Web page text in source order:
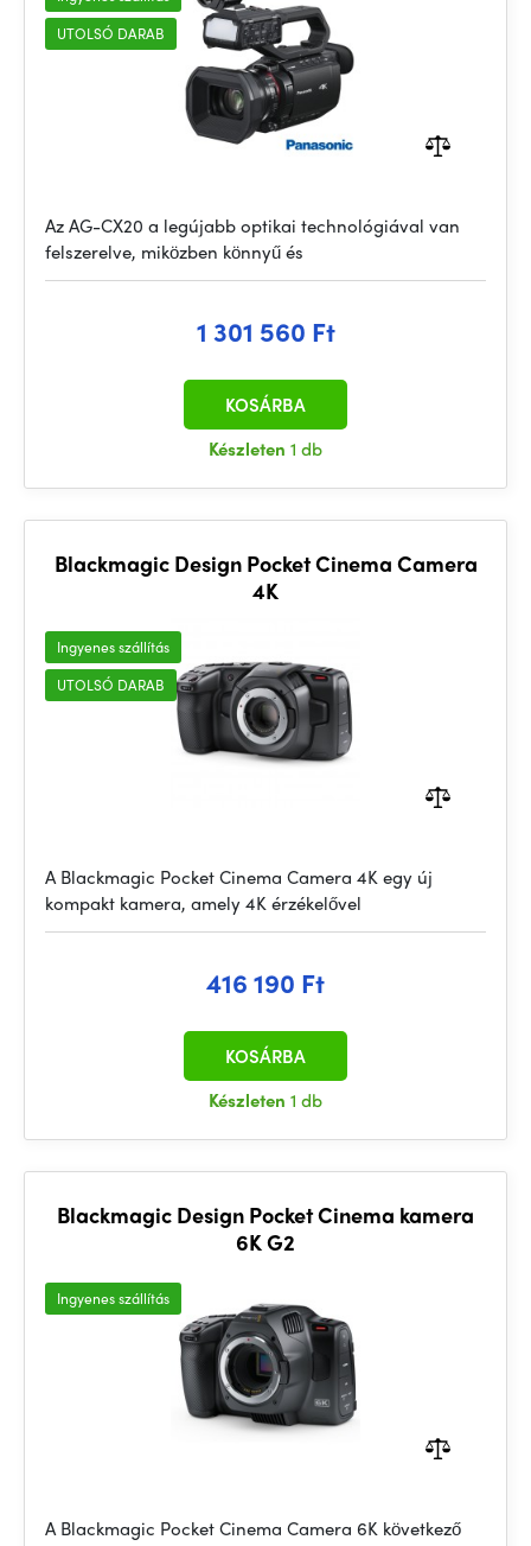
UTOLSÓ DARAB
Az AG-CX20 a legújabb optikai technológiával van
felszerelve, miközben könnyű és
1 301 560 Ft
Készleten 1 db
KOSÁRBA
Blackmagic Design Pocket Cinema Camera
4K
Ingyenes szállítás
UTOLSÓ DARAB
A Blackmagic Pocket Cinema Camera 4K egy új
kompakt kamera, amely 4K érzékelővel
416 190 Ft
Készleten 1 db
KOSÁRBA
Blackmagic Design Pocket Cinema kamera
6K G2
Ingyenes szállítás
A Blackmagic Pocket Cinema Camera 6K következő